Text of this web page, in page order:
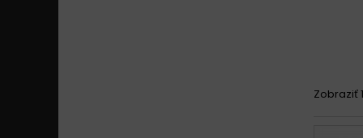
Zobraziť